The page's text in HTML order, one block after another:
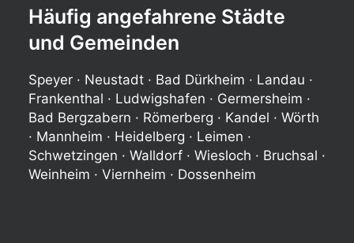
Häufig angefahrene Städte
und Gemeinden
Speyer · Neustadt · Bad Dürkheim · Landau ·
Frankenthal · Ludwigshafen · Germersheim ·
Bad Bergzabern · Römerberg · Kandel · Wörth
· Mannheim · Heidelberg · Leimen ·
Schwetzingen · Walldorf · Wiesloch · Bruchsal ·
Weinheim · Viernheim · Dossenheim